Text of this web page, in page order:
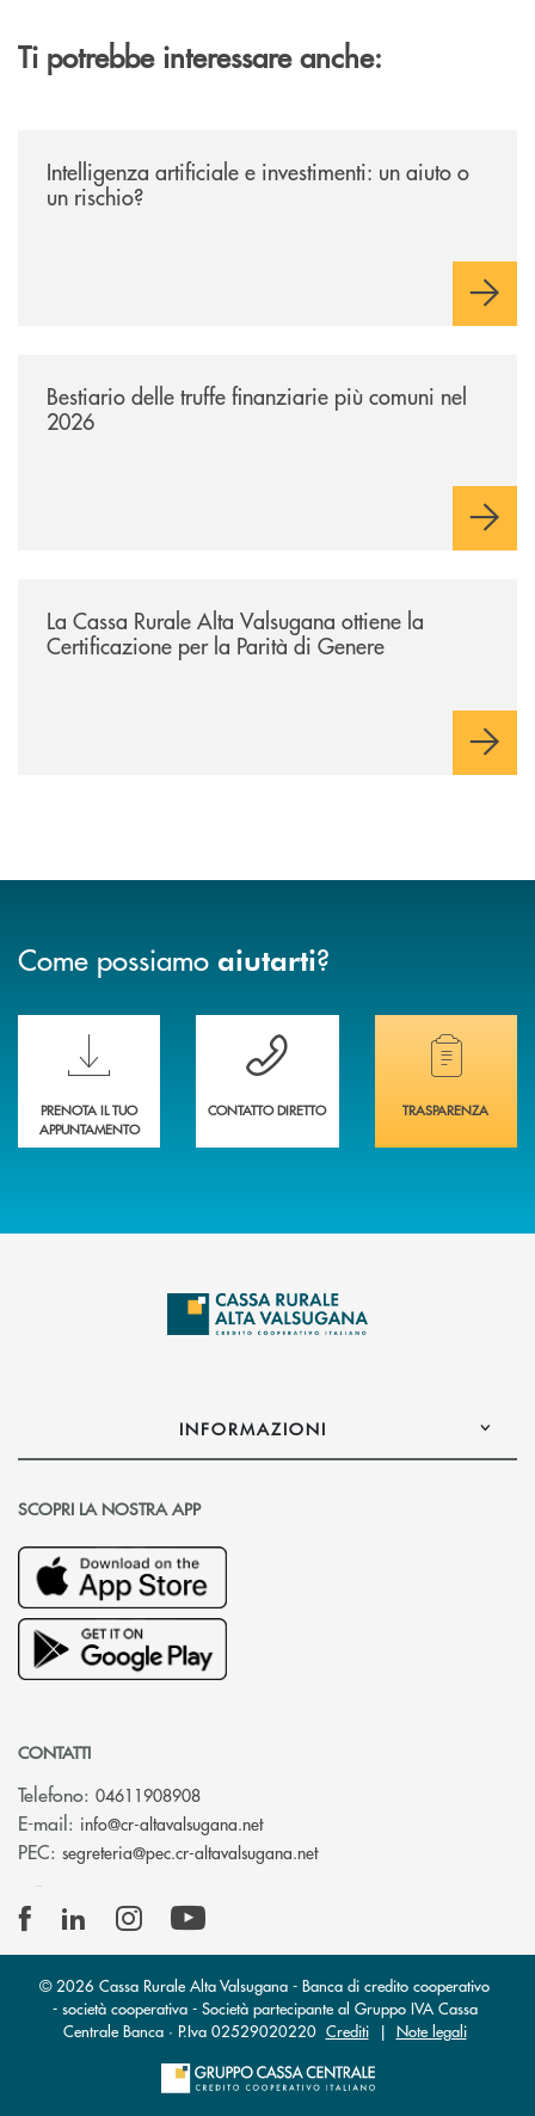
Ti potrebbe interessare anche:
Intelligenza artificiale e investimenti: un aiuto o
un rischio?
Bestiario delle truffe finanziarie più comuni nel
2026
La Cassa Rurale Alta Valsugana ottiene la
Certificazione per la Parità di Genere
Come possiamo aiutarti?
Scopri le funzionalità della nuova PRENOTA BANCA
PRENOTA IL TUO
APPUNTAMENTO
Hai bisogno di assistenza immediata?
CONTATTO DIRETTO
Hai bisogno di
TRASPARENZA
INFORMAZIONI
SCOPRI LA NOSTRA APP
CONTATTI
Telefono: 04611908908
E-mail: info@cr-altavalsugana.net(si apre l’app di posta
PEC: segreteria@pec.cr-altavalsugana.net(si apre l’app di posta
© 2026 Cassa Rurale Alta Valsugana - Banca di credito cooperativo
- società cooperativa - Società partecipante al Gruppo IVA Cassa
Centrale Banca · P.Iva 02529020220 Crediti| Note legali